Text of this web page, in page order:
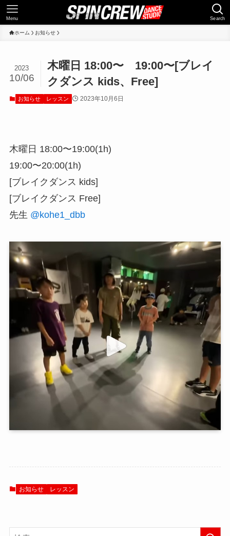
Search
Menu
ホーム お知らせ
木曜日 18:00〜 19:00〜[ブレイ
クダンス kids、Free]
2023
10/06
お知らせ レッスン 2023年10月6日
木曜日 18:00〜19:00(1h)
19:00〜20:00(1h)
[ブレイクダンス kids]
[ブレイクダンス Free]
先生 @kohe1_dbb
お知らせ レッスン